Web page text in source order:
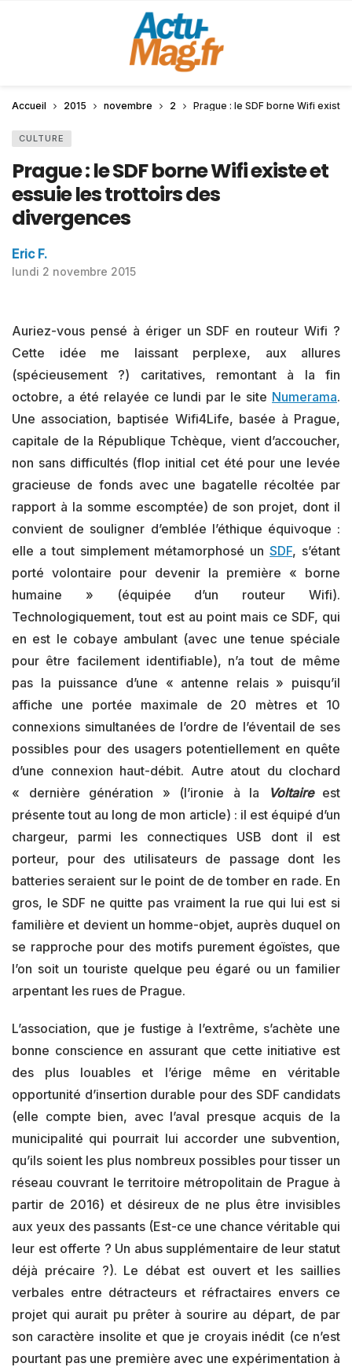
Accueil 2015 novembre 2 Prague : le SDF borne Wifi
CULTURE
Prague : le SDF borne Wifi existe et
essuie les trottoirs des
divergences
Eric F.
lundi 2 novembre 2015
Auriez-vous pensé à ériger un SDF en routeur Wifi ?
Cette idée me laissant perplexe, aux allures
(spécieusement ?) caritatives, remontant à la fin
octobre, a été relayée ce lundi par le site Numerama.
Une association, baptisée Wifi4Life, basée à Prague,
capitale de la République Tchèque, vient d’accoucher,
non sans difficultés (flop initial cet été pour une levée
gracieuse de fonds avec une bagatelle récoltée par
rapport à la somme escomptée) de son projet, dont il
convient de souligner d’emblée l’éthique équivoque :
elle a tout simplement métamorphosé unSDF, s’étant
porté volontaire pour devenir la première « borne
humaine » (équipée d’un routeur Wifi).
Technologiquement, tout est au point mais ce SDF, qui
en est le cobaye ambulant (avec une tenue spéciale
pour être facilement identifiable), n’a tout de même
pas la puissance d’une « antenne relais » puisqu’il
affiche une portée maximale de 20 mètres et 10
connexions simultanées de l’ordre de l’éventail de ses
possibles pour des usagers potentiellement en quête
d’une connexion haut-débit. Autre atout du clochard
« dernière génération » (l’ironie à la
Voltaireest
présente tout au long de mon article) : il est équipé d’un
chargeur, parmi les connectiques USB dont il est
porteur, pour des utilisateurs de passage dont les
batteries seraient sur le point de de tomber en rade. En
gros, le SDF ne quitte pas vraiment la rue qui lui est si
familière et devient un homme-objet, auprès duquel on
se rapproche pour des motifs purement égoïstes, que
l’on soit un touriste quelque peu égaré ou un familier
arpentant les rues de Prague.
L’association, que je fustige à l’extrême, s’achète une
bonne conscience en assurant que cette initiative est
des plus louables et l’érige même en véritable
opportunité d’insertion durable pour des SDF candidats
(elle compte bien, avec l’aval presque acquis de la
municipalité qui pourrait lui accorder une subvention,
qu’ils soient les plus nombreux possibles pour tisser un
réseau couvrant le territoire métropolitain de Prague à
partir de 2016) et désireux de ne plus être invisibles
aux yeux des passants (Est-ce une chance véritable qui
leur est offerte ? Un abus supplémentaire de leur statut
déjà précaire ?). Le débat est ouvert et les saillies
verbales entre détracteurs et réfractaires envers ce
projet qui aurait pu prêter à sourire au départ, de par
son caractère insolite et que je croyais inédit (ce n’est
pourtant pas une première avec une expérimentation à